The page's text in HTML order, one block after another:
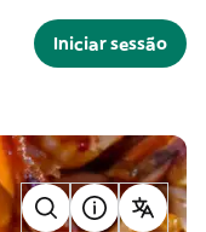
Iniciar sessão